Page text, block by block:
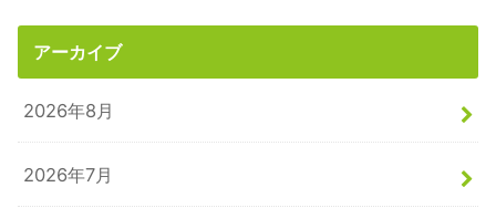
アーカイブ
2026年8月
2026年7月